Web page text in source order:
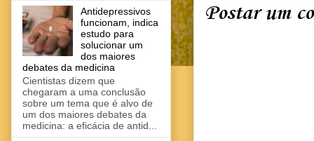
Postar um
Antidepressivos
funcionam, indica
estudo para
solucionar um
dos maiores
debates da medicina
Cientistas dizem que
chegaram a uma conclusão
sobre um tema que é alvo de
um dos maiores debates da
medicina: a eficácia de antid...